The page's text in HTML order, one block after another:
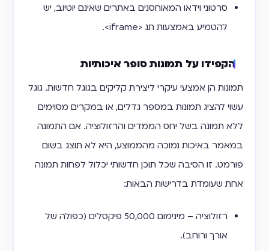
סרטוני וידאו המאוחסנים באתרים שאינם יוטיוב, יש
להטמיע באמצעות תג <iframe>.
הקפידו על תמונות סופר איכותיות
תמונות הן אמצעי עיקרי ליצירת קליקים בגוגל חדשות. גוגל
עשוי להציג תמונות במספר גדלים, או במקרים מסוימים
ללא תמונה בשל יחס הממדים והרזולוציה. אם התמונה
במאמר באיכות נמוכה מהממוצע, היא לא תוצג בשום
פורמט. זו הסיבה שכל תוכן חדשותי יכלול לפחות תמונה
אחת שעומדת בדרישות הבאות:
רזולוציה – מינימום 50,000 פיקסלים (כפולה של
אורך ורוחב).